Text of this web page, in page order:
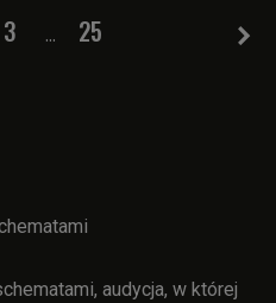
3 ... 25
audycja, w której